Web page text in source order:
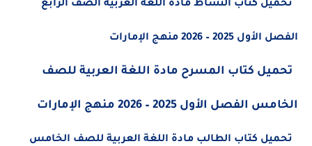
تحميل كتاب النشاط مادة اللغة العربية الصف الرابع
الفصل الأول 2025 – 2026 منهج الإمارات
تحميل كتاب المسرح مادة اللغة العربية للصف
الخامس الفصل الأول 2025 – 2026 منهج الإمارات
تحميل كتاب الطالب مادة اللغة العربية للصف الخامس